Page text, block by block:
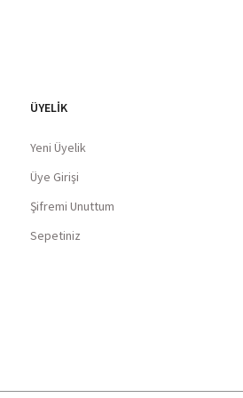
ÜYELİK
Yeni Üyelik
Üye Girişi
Şifremi Unuttum
Sepetiniz